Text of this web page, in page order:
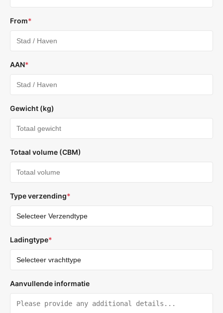
From*
AAN*
Gewicht (kg)
Totaal volume (CBM)
Type verzending*
Ladingtype*
Aanvullende informatie